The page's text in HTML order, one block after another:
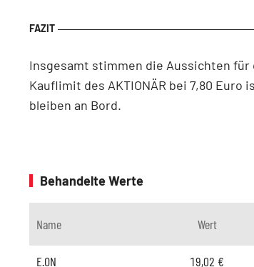
Insgesamt stimmen die Aussichten für
Kauflimit des AKTIONÄR bei 7,80 Euro
bleiben an Bord.
Behandelte Werte
Name Wert
E.ON 19,02 €